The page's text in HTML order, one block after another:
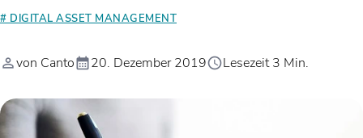
# DIGITAL ASSET MANAGEMENT
von Canto 20. Dezember 2019 Lesezeit 3 Min.